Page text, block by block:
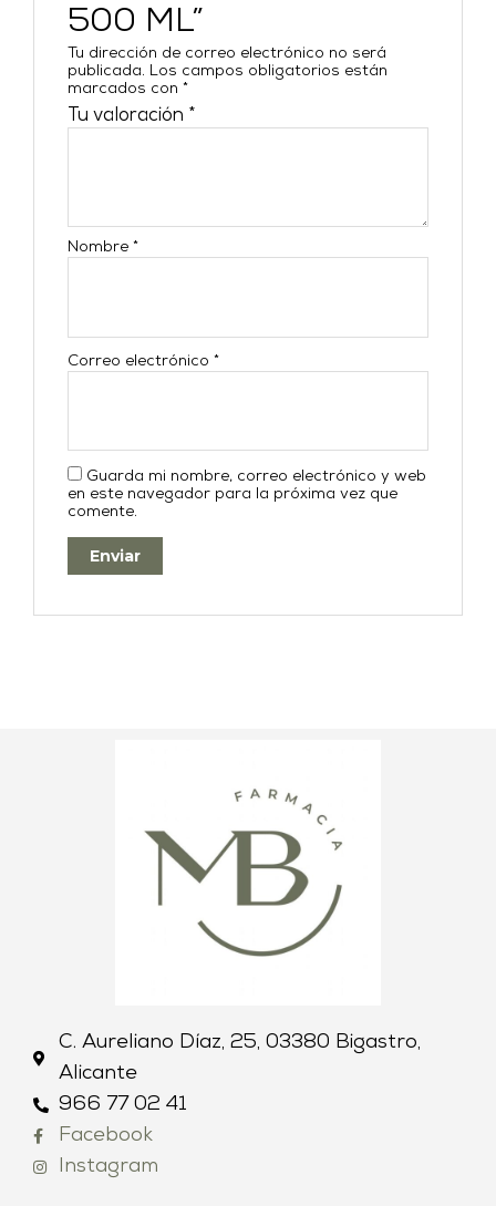
500 ML”
Tu dirección de correo electrónico no será
publicada. Los campos obligatorios están
marcados con*
Tu valoración *
Nombre*
Correo electrónico*
Guarda mi nombre, correo electrónico y web
en este navegador para la próxima vez que
comente.
C. Aureliano Díaz, 25, 03380 Bigastro,
Alicante
966 77 02 41
Facebook
Instagram